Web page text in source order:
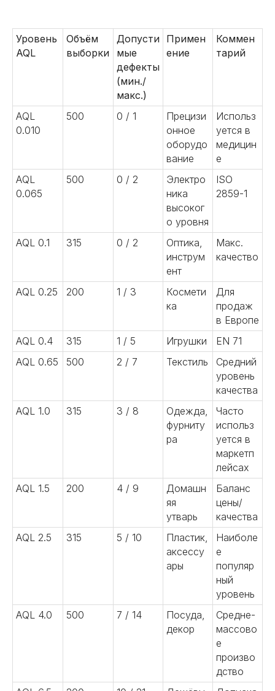
Уровень
AQL
Объём
выборки
Допусти
мые
дефекты
(мин./
макс.)
Примен
ение
Коммен
тарий
AQL
0.010
500 0 / 1
Прецизи
онное
оборудо
вание
Использ
уется в
медицин
е
AQL
0.065
500 0 / 2
Электро
ника
высоког
о уровня
ISO
2859-1
AQL 0.1 315 0 / 2
Оптика,
инструм
ент
Макс.
качество
AQL 0.25 200 1 / 3
Космети
ка
Для
продаж
в Европе
AQL 0.4
315 1 / 5 Игрушки
EN 71
AQL 0.65
500 2 / 7 Текстиль
Средний
уровень
качества
AQL 1.0
315 3 / 8
Одежда,
фурниту
ра
Часто
использ
уется в
маркетп
лейсах
AQL 1.5
200 4 / 9
Домашн
яя
утварь
Баланс
цены/
качества
AQL 2.5
315 5 / 10
Пластик,
аксессу
ары
Наиболе
е
популяр
ный
уровень
AQL 4.0
500 7 / 14
Посуда,
декор
Средне-
массово
е
произво
дство